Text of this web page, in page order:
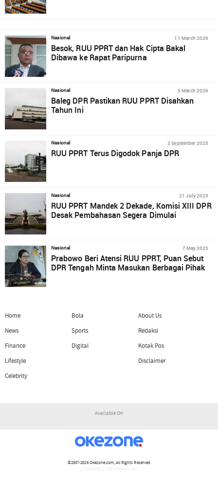
Nasional 11 March 2026
Besok, RUU PPRT dan Hak Cipta Bakal
Dibawa ke Rapat Paripurna
Nasional 5 March 2026
Baleg DPR Pastikan RUU PPRT Disahkan
Tahun Ini
Nasional 2 September 2025
RUU PPRT Terus Digodok Panja DPR
Nasional 21 July 2025
RUU PPRT Mandek 2 Dekade, Komisi XIII DPR
Desak Pembahasan Segera Dimulai
Nasional 7 May 2025
Prabowo Beri Atensi RUU PPRT, Puan Sebut
DPR Tengah Minta Masukan Berbagai Pihak
Home
News
Finance
Lifestyle
Celebrity
Bola
Sports
Digital
About Us
Redaksi
Kotak Pos
Disclaimer
Available On
©2007-2026Okezone.com, All Rights Reserved